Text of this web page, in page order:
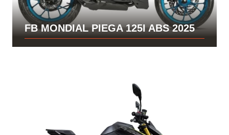
FB MONDIAL PIEGA 125I ABS 2025